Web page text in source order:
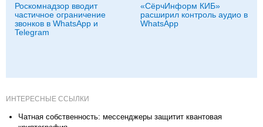
Роскомнадзор вводит
частичное ограничение
звонков в WhatsApp и
Telegram
«СёрчИнформ КИБ»
расширил контроль аудио в
WhatsApp
ИНТЕРЕСНЫЕ ССЫЛКИ
Чатная собственность: мессенджеры защитит квантовая